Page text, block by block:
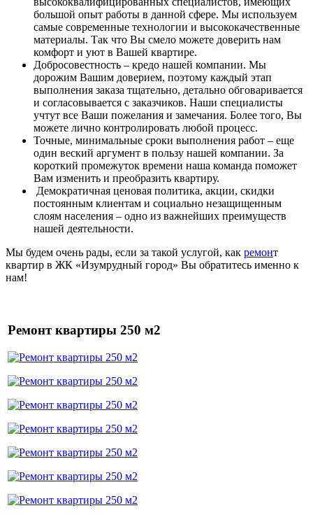
большой опыт работы в данной сфере. Мы используем
самые современные технологии и высококачественные
материалы. Так что Вы смело можете доверить нам
комфорт и уют в Вашей квартире.
Добросовестность – кредо нашей компании. Мы
дорожим Вашим доверием, поэтому каждый этап
выполнения заказа тщательно, детально обговаривается
и согласовывается с заказчиков. Наши специалисты
учтут все Ваши пожелания и замечания. Более того, Вы
можете лично контролировать любой процесс.
Точные, минимальные сроки выполнения работ – еще
один веский аргумент в пользу нашей компании. За
короткий промежуток времени наша команда поможет
Вам изменить и преобразить квартиру.
Демократичная ценовая политика, акции, скидки
постоянным клиентам и социально незащищенным
слоям населения – одно из важнейших преимуществ
нашей деятельности.
Мы будем очень рады, если за такой услугой, как ремонт
квартир в ЖК «Изумрудный город» Вы обратитесь именно к
нам!
Ремонт квартиры 250 м2